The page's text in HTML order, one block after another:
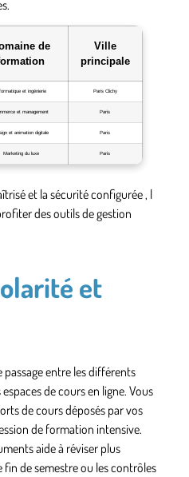
de
Ville
principale
et ingénierie Paris Clichy
et management Paris
et animation digitale Paris
Marketing du luxe Paris
et la sécurité configurée , l
des outils de gestion
et
entre les différents
de cours en ligne. Vous
de cours déposés par vos
de formation intensive.
aide à réviser plus
de semestre ou les contrôles